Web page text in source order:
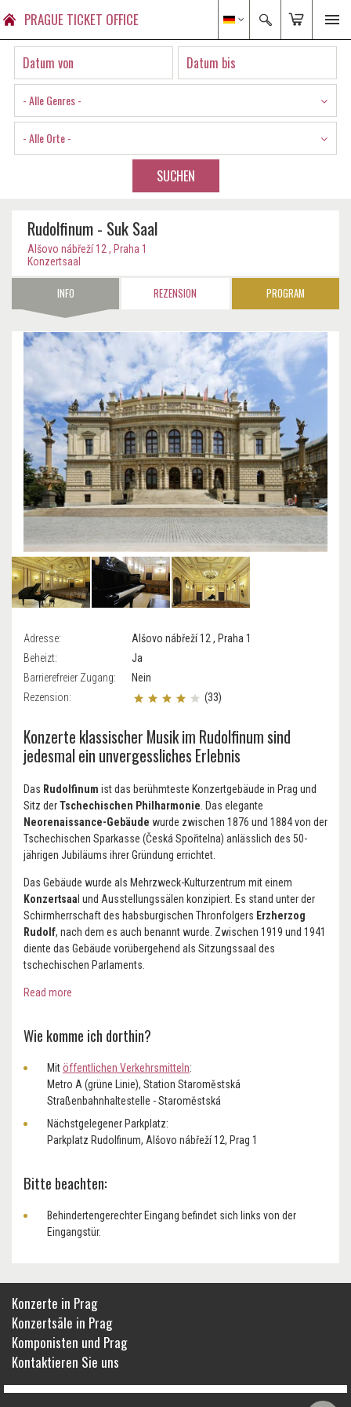
PRAGUE TICKET OFFICE
- Alle Genres -
- Alle Orte -
SUCHEN
Rudolfinum - Suk Saal
Alšovo nábřeží 12 , Praha 1
Konzertsaal
INFO REZENSION PROGRAM
Adresse:
Alšovo nábřeží 12 , Praha 1
Beheizt:
Ja
Barrierefreier Zugang:
Nein
Rezension:
(33)
Konzerte klassischer Musik im Rudolfinum sind
jedesmal ein unvergessliches Erlebnis
Das Rudolfinum ist das berühmteste Konzertgebäude in Prag und
Sitz derTschechischen Philharmonie. Das elegante
Neorenaissance-Gebäude wurde zwischen 1876 und 1884 von der
Tschechischen Sparkasse (Česká Spořitelna) anlässlich des 50-
jährigen Jubiläums ihrer Gründung errichtet.
Das Gebäude wurde als Mehrzweck-Kulturzentrum mit einem
Konzertsaa l und Ausstellungssälen konzipiert. Es stand unter der
Schirmherrschaft des habsburgischen Thronfolgers Erzherzog
Rudolf, nach dem es auch benannt wurde. Zwischen 1919 und 1941
diente das Gebäude vorübergehend als Sitzungssaal des
tschechischen Parlaments.
Read more
Wie komme ich dorthin?
Mitöffentlichen Verkehrsmitteln:
Metro A (grüne Linie), Station Staroměstská
Straßenbahnhaltestelle - Staroměstská
Nächstgelegener Parkplatz:
Parkplatz Rudolfinum, Alšovo nábřeží 12, Prag 1
Bitte beachten:
Behindertengerechter Eingang befindet sich links von der
Eingangstür.
Konzerte in Prag
Konzertsäle in Prag
Komponisten und Prag
Kontaktieren Sie uns